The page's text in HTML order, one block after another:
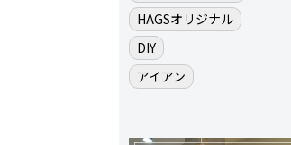
HAGSオリジナル
DIY
アイアン